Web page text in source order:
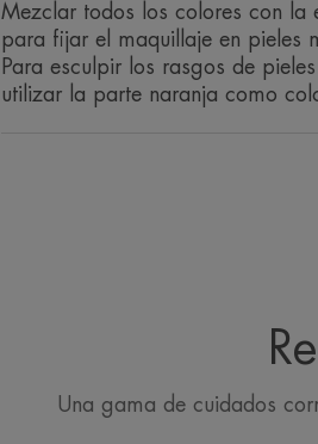
Mezclar todos los colores con
para fijar el maquillaje en pieles
Para esculpir los rasgos de
utilizar la parte naranja como
Una gama de cuidados